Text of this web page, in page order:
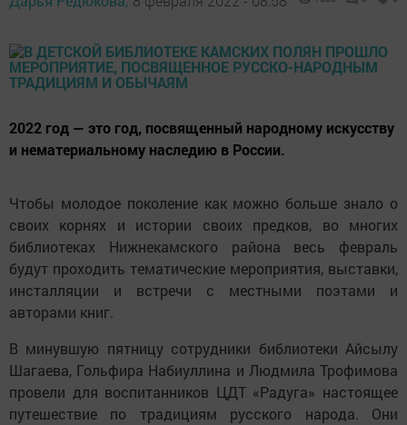
2022 год — это год, посвященный народному искусству
и нематериальному наследию в России.
Чтобы молодое поколение как можно больше знало о
своих корнях и истории своих предков, во многих
библиотеках Нижнекамского района весь февраль
будут проходить тематические мероприятия, выставки,
инсталляции и встречи с местными поэтами и
авторами книг.
В минувшую пятницу сотрудники библиотеки Айсылу
Шагаева, Гольфира Набиуллина и Людмила Трофимова
провели для воспитанников ЦДТ «Радуга» настоящее
путешествие по традициям русского народа. Они